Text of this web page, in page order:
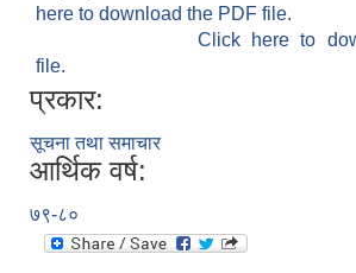
here to download the PDF file.
Click here to
file.
प्रकार:
सूचना तथा समाचार
आर्थिक वर्ष:
७९-८०